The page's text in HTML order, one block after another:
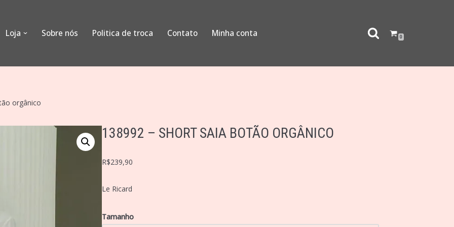
Loja Sobre nós Politica de troca Contato Minha conta 0
orgânico
138992 – SHORT SAIA BOTÃO ORGÂNICO
R$239,90
Le Ricard
Tamanho